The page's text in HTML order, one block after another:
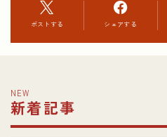
ポストする シェアする
NEW
新着記事